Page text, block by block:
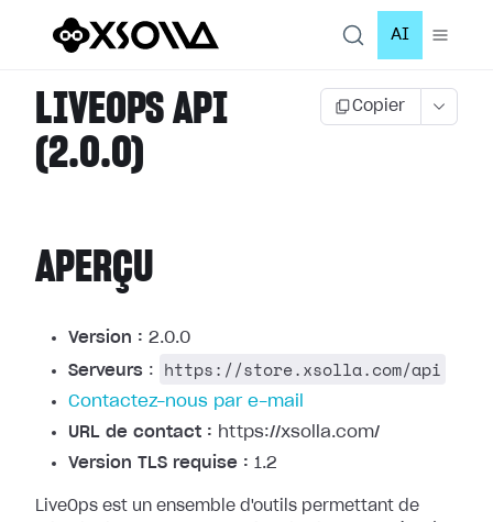
AI
LIVEOPS API
(2.0.0)
Copier
APERÇU
Version : 2.0.0
Serveurs : https://store.xsolla.com/api
Contactez-nous par e-mail
URL de contact : https://xsolla.com/
Version TLS requise : 1.2
LiveOps est un ensemble d'outils permettant de